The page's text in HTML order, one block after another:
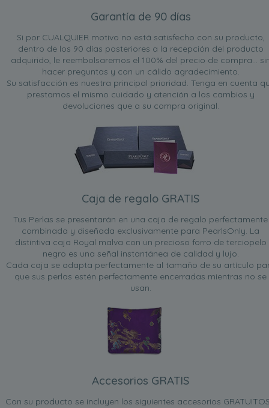
Garantía de 90 días
Si por CUALQUIER motivo no está satisfecho con su producto,
dentro de los 90 días posteriores a la recepción del producto
adquirido, le reembolsaremos el 100% del precio de compra...
hacer preguntas y con un cálido agradecimiento.
Su satisfacción es nuestra principal prioridad. Tenga en cuenta
prestamos el mismo cuidado y atención a los cambios y
devoluciones que a su compra original.
Caja de regalo GRATIS
Tus Perlas se presentarán en una caja de regalo perfectamente
combinada y diseñada exclusivamente para PearlsOnly. La
distintiva caja Royal malva con un precioso forro de terciopelo
negro es una señal instantánea de calidad y lujo.
Cada caja se adapta perfectamente al tamaño de su artículo
que sus perlas estén perfectamente encerradas mientras no se
usan.
Accesorios GRATIS
Con su producto se incluyen los siguientes accesorios